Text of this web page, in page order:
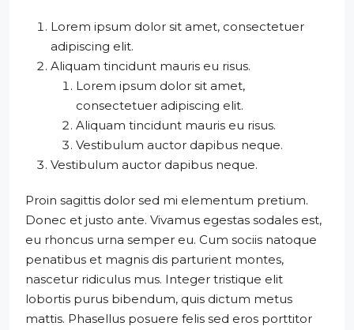
Lorem ipsum dolor sit amet, consectetuer
adipiscing elit.
Aliquam tincidunt mauris eu risus.
Lorem ipsum dolor sit amet,
consectetuer adipiscing elit.
Aliquam tincidunt mauris eu risus.
Vestibulum auctor dapibus neque.
Vestibulum auctor dapibus neque.
Proin sagittis dolor sed mi elementum pretium.
Donec et justo ante. Vivamus egestas sodales est,
eu rhoncus urna semper eu. Cum sociis natoque
penatibus et magnis dis parturient montes,
nascetur ridiculus mus. Integer tristique elit
lobortis purus bibendum, quis dictum metus
mattis. Phasellus posuere felis sed eros porttitor